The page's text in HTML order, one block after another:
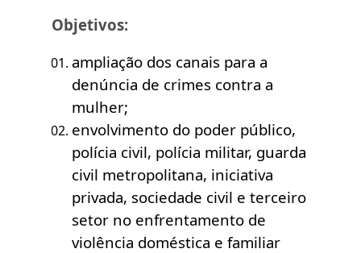
Objetivos:
ampliação dos canais para a
denúncia de crimes contra a
mulher;
envolvimento do poder público,
polícia civil, polícia militar, guarda
civil metropolitana, iniciativa
privada, sociedade civil e terceiro
setor no enfrentamento de
violência doméstica e familiar